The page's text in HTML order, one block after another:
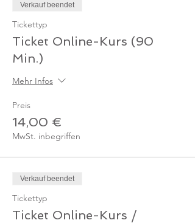
Verkauf beendet
Tickettyp
Ticket Online-Kurs (90
Min.)
Mehr Infos
Preis
14,00 €
MwSt. inbegriffen
Verkauf beendet
Tickettyp
Ticket Online-Kurs /